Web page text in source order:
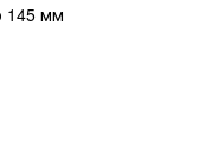
145 мм